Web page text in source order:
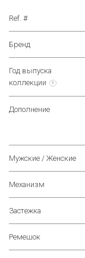
Ref. #
Бренд
Год выпуска
коллекции
?
Дополнение
Мужские / Женские
Механизм
Застежка
Ремешок